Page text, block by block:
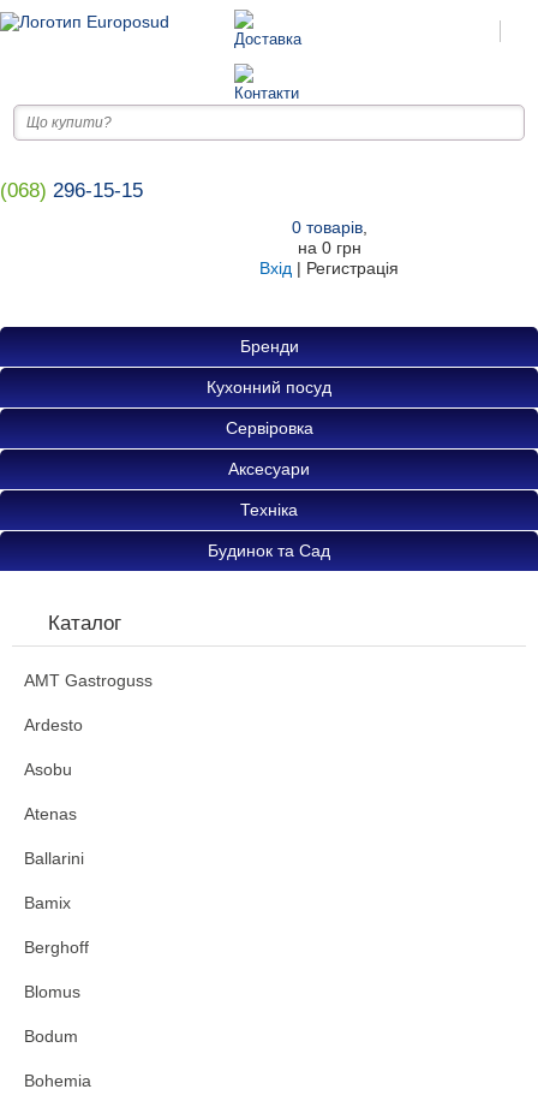
(068) 296-15-15
0товарів,
на 0 грн
Вхід | Регистрація
Бренди
Кухонний посуд
Сервіровка
Аксесуари
Техніка
Будинок та Сад
Каталог
AMT Gastroguss
Ardesto
Asobu
Atenas
Ballarini
Bamix
Berghoff
Blomus
Bodum
Bohemia